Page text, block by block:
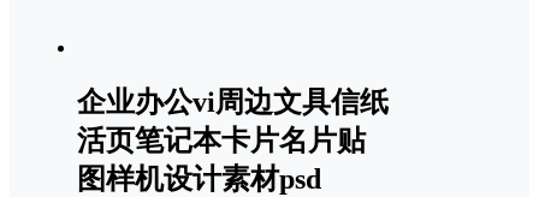
企业办公vi周边文具信纸
活页笔记本卡片名片贴
图样机设计素材psd